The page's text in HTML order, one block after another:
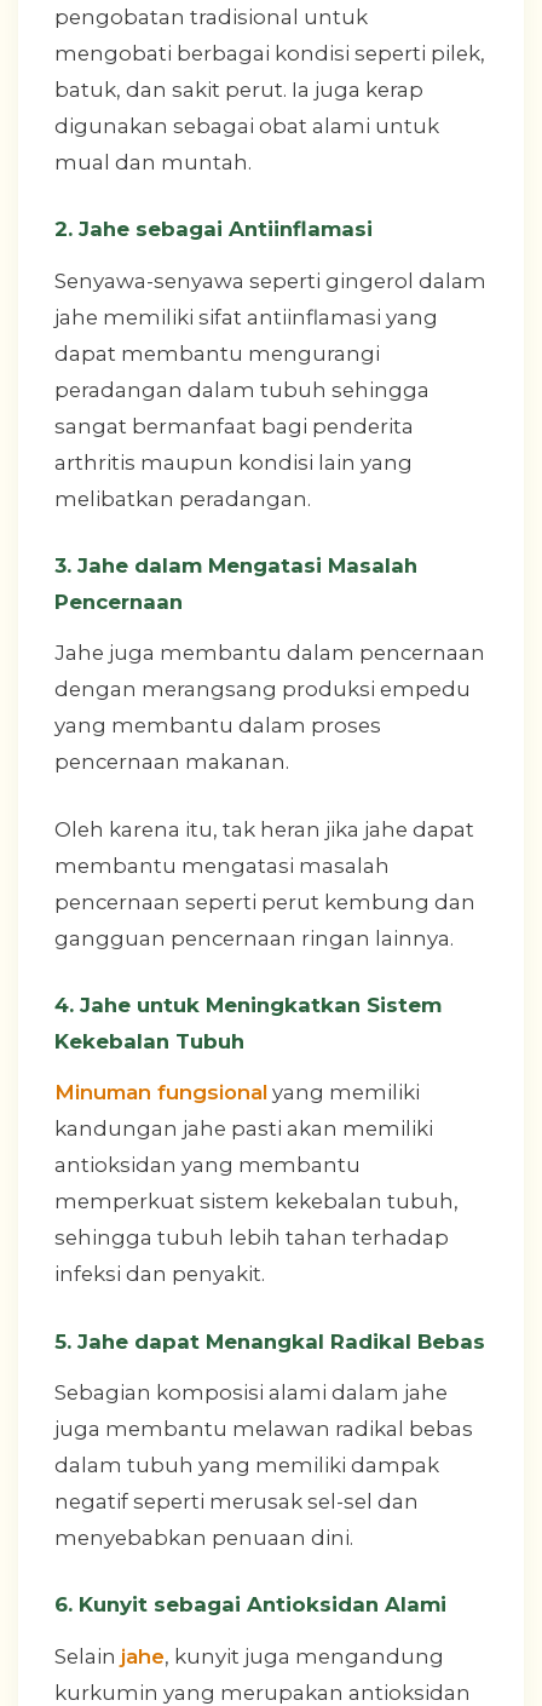
pengobatan tradisional untuk
mengobati berbagai kondisi seperti pilek,
batuk, dan sakit perut. Ia juga kerap
digunakan sebagai obat alami untuk
mual dan muntah.
2. Jahe sebagai Antiinflamasi
Senyawa-senyawa seperti gingerol dalam
jahe memiliki sifat antiinflamasi yang
dapat membantu mengurangi
peradangan dalam tubuh sehingga
sangat bermanfaat bagi penderita
arthritis maupun kondisi lain yang
melibatkan peradangan.
3. Jahe dalam Mengatasi Masalah
Pencernaan
Jahe juga membantu dalam pencernaan
dengan merangsang produksi empedu
yang membantu dalam proses
pencernaan makanan.
Oleh karena itu, tak heran jika jahe dapat
membantu mengatasi masalah
pencernaan seperti perut kembung dan
gangguan pencernaan ringan lainnya.
4. Jahe untuk Meningkatkan Sistem
Kekebalan Tubuh
Minuman fungsional yang memiliki
kandungan jahe pasti akan memiliki
antioksidan yang membantu
memperkuat sistem kekebalan tubuh,
sehingga tubuh lebih tahan terhadap
infeksi dan penyakit.
5. Jahe dapat Menangkal Radikal Bebas
Sebagian komposisi alami dalam jahe
juga membantu melawan radikal bebas
dalam tubuh yang memiliki dampak
negatif seperti merusak sel-sel dan
menyebabkan penuaan dini.
6. Kunyit sebagai Antioksidan Alami
Selain jahe, kunyit juga mengandung
kurkumin yang merupakan antioksidan